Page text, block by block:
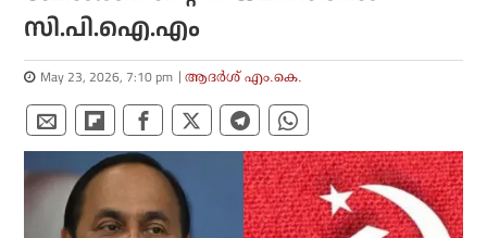
സി.പി.ഐ.എം
May 23, 2026, 7:10 pm ആദർശ് എം.കെ.